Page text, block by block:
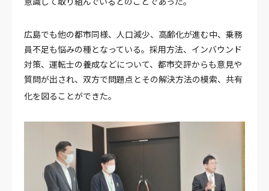
広島でも他の都市同様、人口減少、高齢化が進む中、乗務
員不足も悩みの種となっている。採用方法、インバウンド
対策、運転士の養成などについて、都市交評からも意見や
質問が出され、双方で問題点とその解決方法の模索、共有
化を図ることができた。